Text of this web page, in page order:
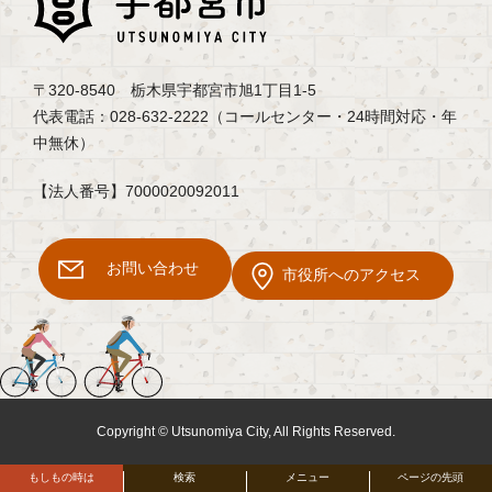
検索
もしもの時は メニュー ページの先頭
〒320-8540 栃木県宇都宮市旭1丁目1-5
代表電話：028-632-2222（コールセンター・24時間対応・年
中無休）
【法人番号】7000020092011
お問い合わせ 市役所へのアクセス
Copyright © Utsunomiya City, All Rights Reserved.